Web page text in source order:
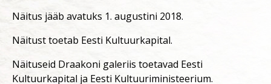
Näitus jääb avatuks 1. augustini 2018.
Näitust toetab Eesti Kultuurkapital.
Näituseid Draakoni galeriis toetavad Eesti
Kultuurkapital ja Eesti Kultuuriministeerium.